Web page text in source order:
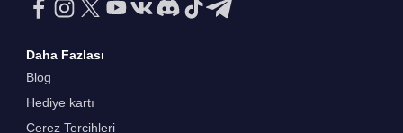
Daha Fazlası
Blog
Hediye kartı
Çerez Tercihleri